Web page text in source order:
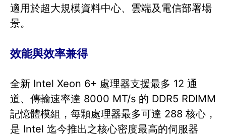
適用於超大規模資料中心、雲端及電信部署場
景。
效能與效率兼得
全新 Intel Xeon 6+ 處理器支援最多 12 通
道、傳輸速率達 8000 MT/s 的 DDR5 RDIMM
記憶體模組，每顆處理器最多可達 288 核心，
是 Intel 迄今推出之核心密度最高的伺服器